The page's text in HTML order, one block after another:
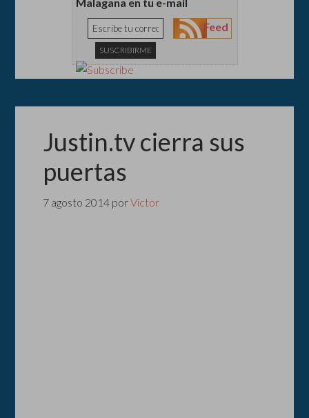
Feed
Justin.tv cierra sus
puertas
7 agosto 2014 porVictor